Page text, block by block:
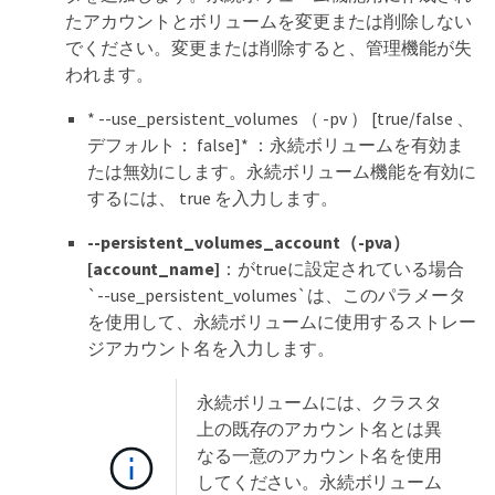
たアカウントとボリュームを変更または削除しない
でください。変更または削除すると、管理機能が失
われます。
* --use_persistent_volumes （ -pv ） [true/false 、
デフォルト： false]* ：永続ボリュームを有効ま
たは無効にします。永続ボリューム機能を有効に
するには、 true を入力します。
--persistent_volumes_account（-pva）
[account_name] ：がtrueに設定されている場合
`--use_persistent_volumes`は、このパラメータ
を使用して、永続ボリュームに使用するストレー
ジアカウント名を入力します。
永続ボリュームには、クラスタ
上の既存のアカウント名とは異
なる一意のアカウント名を使用
してください。永続ボリューム